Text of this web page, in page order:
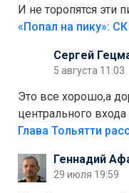
И не торопятся эти
Сергей
5 августа 11:03
Это все хорошо,а
центрального
аттракционам
лежала в парке и
украли.
Геннадий
29 июля 19:59